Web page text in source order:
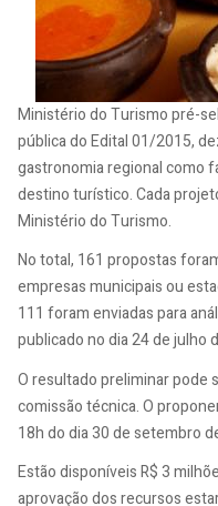
Ministério do Turismo pré-
pública do Edital 01/2015,
gastronomia regional como
destino turístico. Cada
Ministério do Turismo.
No total, 161 propostas
empresas municipais ou
111 foram enviadas para
publicado no dia 24 de julho
O resultado preliminar pode
comissão técnica. O
18h do dia 30 de setembro
Estão disponíveis R$ 3
aprovação dos recursos